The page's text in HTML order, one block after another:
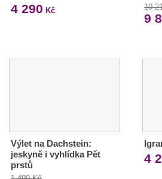
4 290 Kč 10
9
Výlet na Dachstein:
jeskyně i vyhlídka Pět
prstů
4